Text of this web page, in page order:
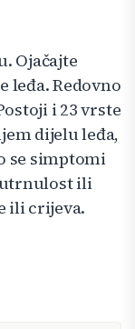
Ojačajte
leđa. Redovno
i 23 vrste
dijelu leđa,
se simptomi
utrnulost ili
ili crijeva.